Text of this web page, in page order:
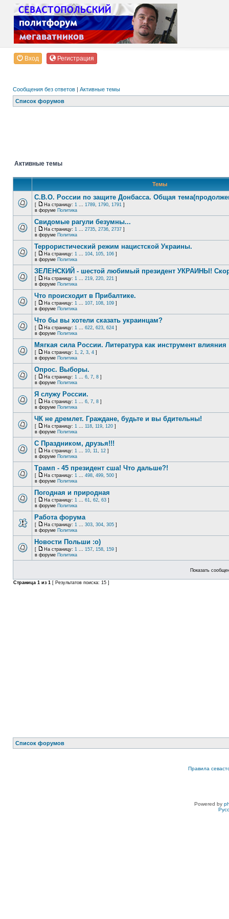
Вход Регистрация
Сообщения без ответов | Активные темы
Список форумов
Активные темы
Темы
С.В.О. России по защите Донбасса. Общая
[ На страницу: 1 ... 1789, 1790, 1791 ]
в форуме Политика
Свидомые рагули безумны...
[ На страницу: 1 ... 2735, 2736, 2737 ]
в форуме Политика
Террористический режим нацистской Украины.
[ На страницу: 1 ... 104, 105, 106 ]
в форуме Политика
ЗЕЛЕНСКИЙ - шестой любимый президент УКРАИНЫ!
[ На страницу: 1 ... 219, 220, 221 ]
в форуме Политика
Что происходит в Прибалтике.
[ На страницу: 1 ... 107, 108, 109 ]
в форуме Политика
Что бы вы хотели сказать украинцам?
[ На страницу: 1 ... 622, 623, 624 ]
в форуме Политика
Мягкая сила России. Литература как инструмент влияния
[ На страницу: 1, 2, 3, 4 ]
в форуме Политика
Опрос. Выборы.
[ На страницу: 1 ... 6, 7, 8 ]
в форуме Политика
Я служу России.
[ На страницу: 1 ... 6, 7, 8 ]
в форуме Политика
ЧК не дремлет. Граждане, будьте и вы бдительны!
[ На страницу: 1 ... 118, 119, 120 ]
в форуме Политика
С Праздником, друзья!!!
[ На страницу: 1 ... 10, 11, 12 ]
в форуме Политика
Трамп - 45 президент сша! Что дальше?!
[ На страницу: 1 ... 498, 499, 500 ]
в форуме Политика
Погодная и природная
[ На страницу: 1 ... 61, 62, 63 ]
в форуме Политика
Работа форума
[ На страницу: 1 ... 303, 304, 305 ]
в форуме Политика
Новости Польши :o)
[ На страницу: 1 ... 157, 158, 159 ]
в форуме Политика
Показать
Страница 1 из 1 [ Результатов поиска: 15 ]
Список форумов
Правила
Powered by